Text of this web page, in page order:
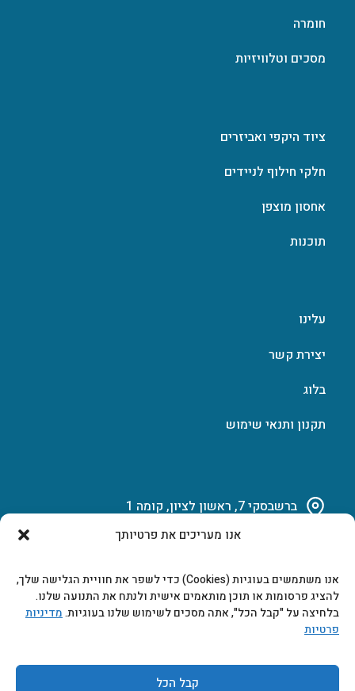
אנו מעריכים את פרטיותך
אנו משתמשים בעוגיות (Cookies) כדי לשפר את חוויית הגלישה שלך,
להציג פרסומות או תוכן מותאמים אישית ולנתח את התנועה שלנו.
בלחיצה על "קבל הכל", אתה מסכים לשימוש שלנו בעוגיות.מדיניות
פרטיות
קבל הכל
חומרה
מסכים וטלוויזיות
ציוד היקפי ואביזרים
חלקי חילוף לניידים
אחסון מוצפן
תוכנות
עלינו
יצירת קשר
בלוג
תקנון ותנאי שימוש
ברשבסקי 7, ראשון לציון, קומה 1
marketing@b-tech.co.il